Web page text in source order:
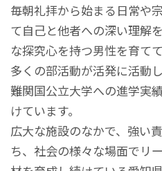
毎朝礼拝から始まる日常や
て自己と他者への深い理解
な探究心を持つ男性を育てて
多くの部活動が活発に活動
難関国公立大学への進学実
けています。
広大な施設のなかで、強い
ち、社会の様々な場面でリ